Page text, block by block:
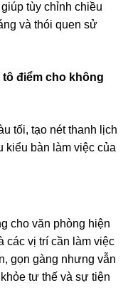
tùy chỉnh chiều
và thói quen sử
điểm cho không
tối, tạo nét thanh lịch
kiểu bàn làm việc của
cho văn phòng hiện
các vị trí cần làm việc
gọn gàng nhưng vẫn
tư thế và sự tiện